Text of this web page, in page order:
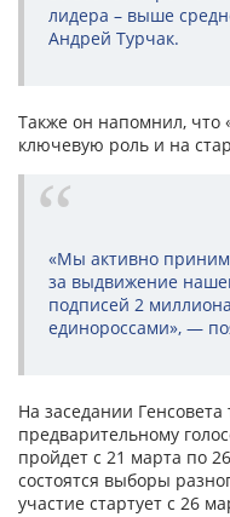
лидера – выше
Андрей Турчак.
Также он напомнил, что
ключевую роль и на
«Мы активно
за выдвижение
подписей 2
единороссами», —
На заседании Генсовета
предварительному
пройдет с 21 марта по
состоятся выборы
участие стартует с 26